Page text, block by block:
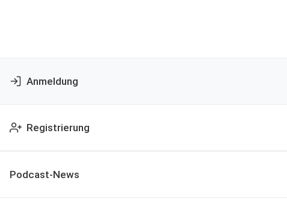
Anmeldung
Registrierung
Podcast-News